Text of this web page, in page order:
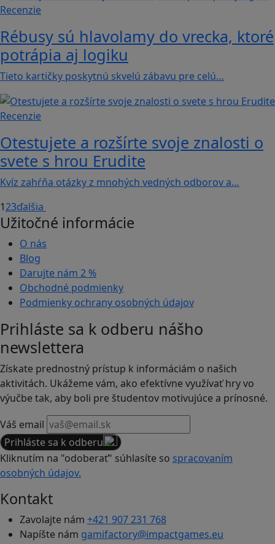
Recenzie
Rébusy sú hlavolamy do vrecka, ktoré
potrápia aj logiku
Tieto kartičky poskytnú skvelú zábavu pre celú…
Recenzie
Otestujete a rozšírte svoje znalosti o
svete s hrou Erudite
Kvíz zahŕňa otázky z mnohých vedných odborov a…
123ďalšia
Užitočné informácie
O nás
Blog
Darujte nám 2 %
Obchodné podmienky
Podmienky ochrany osobných údajov
Prihláste sa k odberu nášho
newslettera
Získate prednostný prístup k informáciám o našich
aktivitách. Ukážeme vám, ako efektívne využívať hry vo
výučbe tak, aby boli pre študentov motivujúce a prínosné.
Váš email
Prihláste sa k odberu
Kliknutím na "odoberať" súhlasíte so spracovaním
osobných údajov.
Kontakt
Zavolajte nám +421 907 231 768
Napíšte nám gamifactory@impactgames.eu